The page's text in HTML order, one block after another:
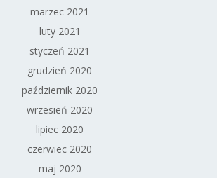
marzec 2021
luty 2021
styczeń 2021
grudzień 2020
październik 2020
wrzesień 2020
lipiec 2020
czerwiec 2020
maj 2020